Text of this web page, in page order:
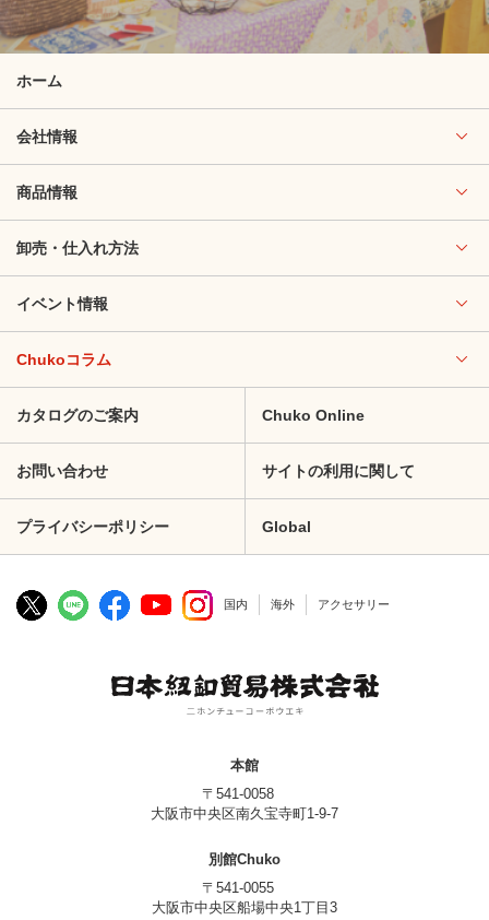
ホーム
会社情報
商品情報
卸売・仕入れ方法
イベント情報
Chukoコラム
カタログのご案内 Chuko Online
お問い合わせ サイトの利用に関して
プライバシーポリシー Global
国内 海外 アクセサリー
本館
〒541-0058
大阪市中央区南久宝寺町1-9-7
別館Chuko
〒541-0055
大阪市中央区船場中央1丁目3